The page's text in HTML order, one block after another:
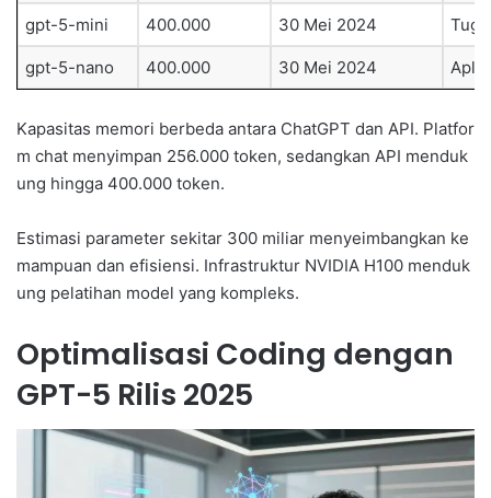
gpt-5-mini 400.000 30 Mei 2024
gpt-5-nano 400.000 30 Mei 2024
Kapasitas memori berbeda antara ChatGPT dan API. Platfor
m chat menyimpan 256.000 token, sedangkan API menduk
ung hingga 400.000 token.
Estimasi parameter sekitar 300 miliar menyeimbangkan ke
mampuan dan efisiensi. Infrastruktur NVIDIA H100 menduk
ung pelatihan model yang kompleks.
Optimalisasi Coding dengan
GPT-5 Rilis 2025